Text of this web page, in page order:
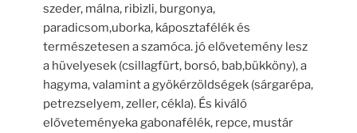
szeder, málna, ribizli, burgonya,
paradicsom,uborka, káposztafélék és
természetesen a szamóca. jó elővetemény lesz
a hüvelyesek (csillagfürt, borsó, bab,bükköny), a
hagyma, valamint a gyökérzöldségek (sárgarépa,
petrezselyem, zeller, cékla). És kiváló
előveteményeka gabonafélék, repce, mustár